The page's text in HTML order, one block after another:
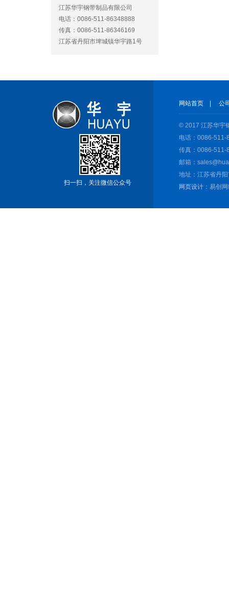
江苏华宇钢带制品有限公司
电话：0086-511-86348888
传真：0086-511-86346169
江苏省丹阳市埤城镇华宇路1号
扫一扫，关注微信公众号
网站首页 公
© 2017 江苏华宇
电话：0086-511-
传真：0086-511-
邮箱：
地址：江苏省丹
网页设计 ：易创